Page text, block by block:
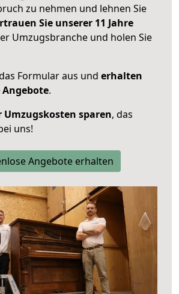
zu nehmen und lehnen Sie
Sie unserer 11 Jahre
Umzugsbranche und holen Sie
Formular aus und erhalten
Angebote.
Umzugskosten sparen, das
uns!
Angebote erhalten